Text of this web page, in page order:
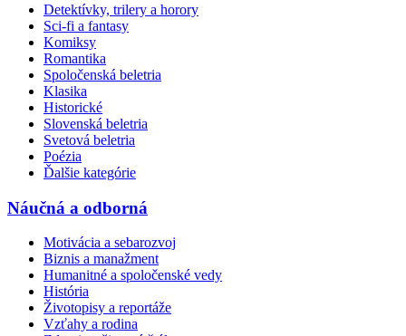
Detektívky, trilery a horory
Sci-fi a fantasy
Komiksy
Romantika
Spoločenská beletria
Klasika
Historické
Slovenská beletria
Svetová beletria
Poézia
Ďalšie kategórie
Náučná a odborná
Motivácia a sebarozvoj
Biznis a manažment
Humanitné a spoločenské vedy
História
Životopisy a reportáže
Vzťahy a rodina